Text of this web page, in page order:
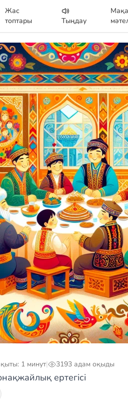
Жас
топтары
Тыңдау
1 минут| 3193 адам оқыды
ертегісі